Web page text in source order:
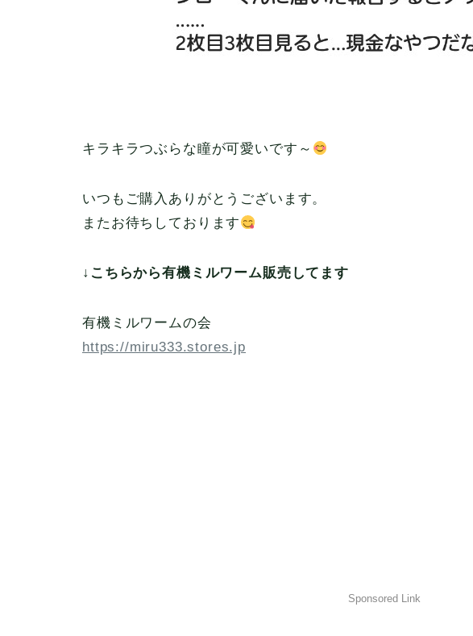
キラキラつぶらな瞳が可愛いです～
いつもご購入ありがとうございます。
またお待ちしております
↓こちらから有機ミルワーム販売してます
有機ミルワームの会
https://miru333.stores.jp
Sponsored Link